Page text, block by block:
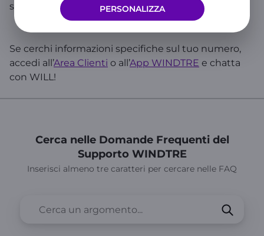
PERSONALIZZA
sul tuo telefono ##004# invio.
Se cerchi informazioni specifiche sul tuo numero,
accedi all’Area Clienti o all’App WINDTRE e chatta
con WILL!
Cerca nelle Domande Frequenti del
Supporto WINDTRE
Inserisci almeno tre caratteri per cercare nelle FAQ